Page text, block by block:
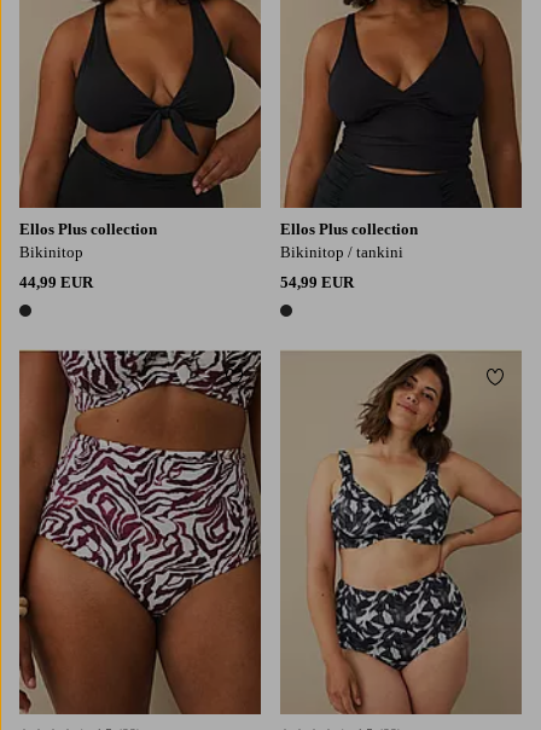
Ellos Plus collection
Bikinitop
44,99 EUR
1 kleur
Ellos Plus collection
Bikinitop / tankini
54,99 EUR
1 kleur
Toevoegen aan favorieten
2XL